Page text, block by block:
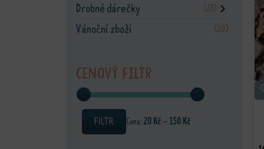
Drobné dárečky (23) ❯
Vánoční zboží (20)
Cenový filtr
FILTR Cena: 20 Kč— 150 Kč